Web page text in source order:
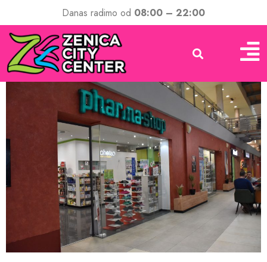
Danas radimo od 08:00 – 22:00